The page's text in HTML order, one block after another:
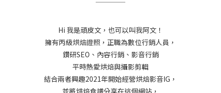
Hi 我是頑皮文，也可以叫我阿文！
擁有丙級烘焙證照，正職為數位行銷人員，
鑽研SEO、內容行銷、影音行銷
平時熱愛烘焙與攝影剪輯
結合兩者興趣2021年開始經營烘焙影音IG，
並將烘焙食譜分享在這個網站，